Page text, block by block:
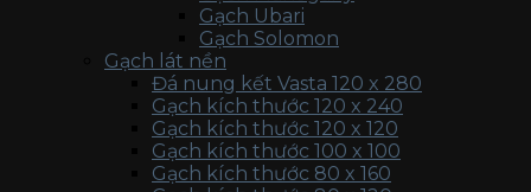
Gạch Ubari
Gạch Solomon
Gạch lát nền
Đá nung kết Vasta 120 x 280
Gạch kích thước 120 x 240
Gạch kích thước 120 x 120
Gạch kích thước 100 x 100
Gạch kích thước 80 x 160